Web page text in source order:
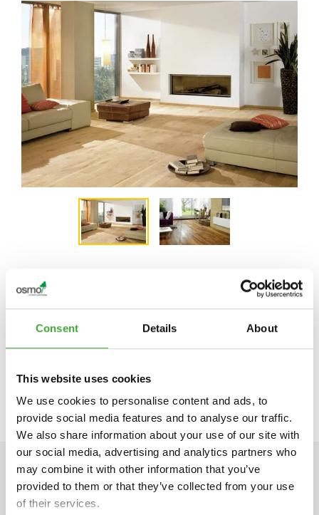
Consent Details About
This website uses cookies
We use cookies to personalise content and ads, to
provide social media features and to analyse our traffic.
We also share information about your use of our site with
our social media, advertising and analytics partners who
may combine it with other information that you’ve
provided to them or that they’ve collected from your use
of their services.
PARA OBTENER INFORMACIÓN ESPECÍFICA
DE CADA PAÍS, PÓNGASE EN CONTACTO
DATOS TÉCNICOS